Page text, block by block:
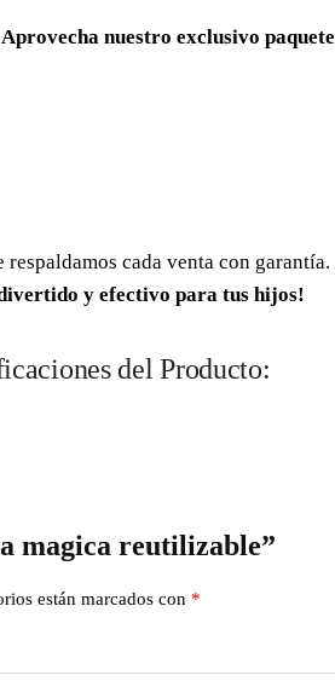
Aprovecha nuestro exclusivo paquete
cada venta con garantía.
y efectivo para tus hijos!
del Producto:
magica reutilizable”
están marcados con *